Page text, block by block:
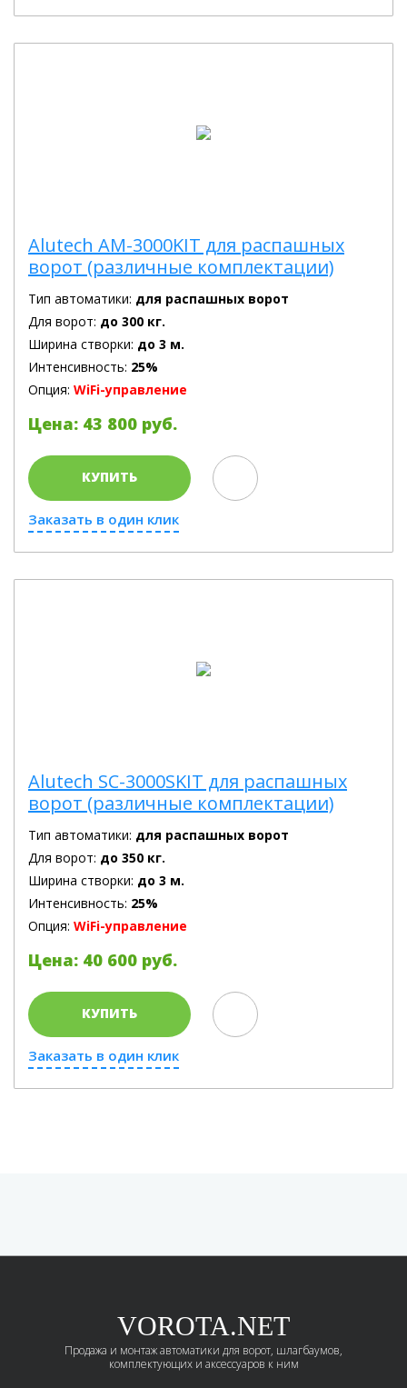
Alutech AM-3000KIT для распашных
ворот (различные комплектации)
Тип автоматики: для распашных ворот
Для ворот: до 300 кг.
Ширина створки: до 3 м.
Интенсивность: 25%
Опция: WiFi-управление
Цена: 43 800 руб.
КУПИТЬ
Заказать в один клик
Alutech SC-3000SKIT для распашных
ворот (различные комплектации)
Тип автоматики: для распашных ворот
Для ворот: до 350 кг.
Ширина створки: до 3 м.
Интенсивность: 25%
Опция: WiFi-управление
Цена: 40 600 руб.
КУПИТЬ
Заказать в один клик
VOROTA.NET
Продажа и монтаж автоматики для ворот, шлагбаумов,
комплектующих и аксессуаров к ним